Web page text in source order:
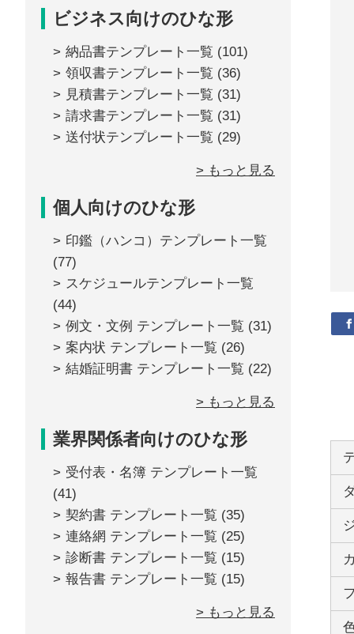
ビジネス向けのひな形
納品書テンプレート一覧 (101)
領収書テンプレート一覧 (36)
見積書テンプレート一覧 (31)
請求書テンプレート一覧 (31)
送付状テンプレート一覧 (29)
> もっと見る
個人向けのひな形
印鑑（ハンコ）テンプレート一覧
(77)
スケジュールテンプレート一覧
(44)
例文・文例 テンプレート一覧 (31)
案内状 テンプレート一覧 (26)
結婚証明書 テンプレート一覧 (22)
> もっと見る
業界関係者向けのひな形
受付表・名簿 テンプレート一覧
(41)
契約書 テンプレート一覧 (35)
連絡網 テンプレート一覧 (25)
診断書 テンプレート一覧 (15)
報告書 テンプレート一覧 (15)
> もっと見る